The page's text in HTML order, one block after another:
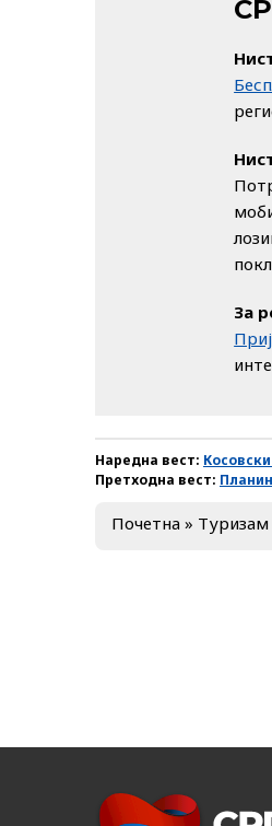
За
Наредна вест:
Претходна вест:
Почетна » Туризам